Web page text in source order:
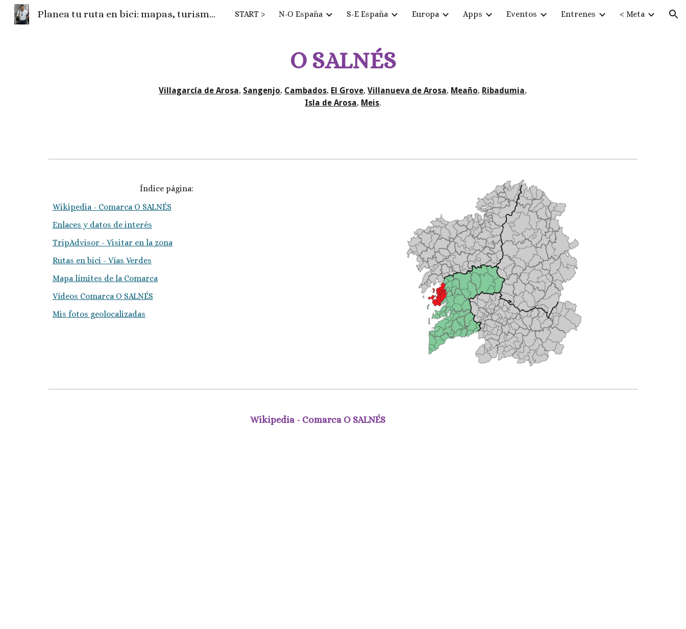
Skip to main content Skip to navigation
Planea tu ruta en bici: mapas, turismo, fotos, camper, el tiempo... START > N-O España S-E España Europa Apps Eventos Entrenes < Meta
O SALNÉS
Villagarcía de Arosa, Sangenjo, Cambados, El Grove,Villanueva de Arosa, Meaño, Ribadumia,
Isla de Arosa, Meis.
Índice página:
Wikipedia - Comarca O SALNÉS
Enlaces y datos de interés
TripAdvisor - Visitar en la zona
Rutas en bici - Vías Verdes
Mapa límites de la Comarca
Vídeos Comarca O SALNÉS
Mis fotos geolocalizadas
Wikipedia - Comarca O SALNÉS